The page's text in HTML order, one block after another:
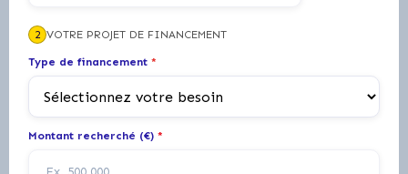
2 VOTRE PROJET DE FINANCEMENT
Type de financement *
Montant recherché (€) *